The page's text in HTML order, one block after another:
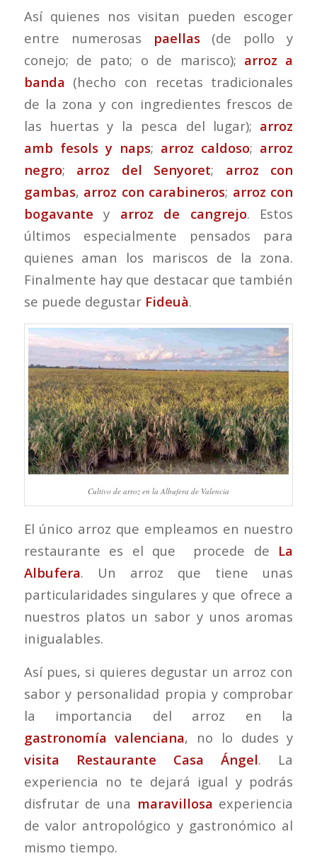
Así quienes nos visitan pueden escoger
entre numerosas paellas(de pollo y
conejo; de pato; o de marisco); arroz a
banda (hecho con recetas tradicionales
de la zona y con ingredientes frescos de
las huertas y la pesca del lugar); arroz
amb fesols y naps; arroz caldoso; arroz
negro; arroz del Senyoret; arroz con
gambas, arroz con carabineros; arroz con
bogavante y arroz de cangrejo. Estos
últimos especialmente pensados para
quienes aman los mariscos de la zona.
Finalmente hay que destacar que también
se puede degustarFideuà.
Cultivo de arroz en la Albufera de Valencia
El único arroz que empleamos en nuestro
restaurante es el que procede de La
Albufera. Un arroz que tiene unas
particularidades singulares y que ofrece a
nuestros platos un sabor y unos aromas
inigualables.
Así pues, si quieres degustar un arroz con
sabor y personalidad propia y comprobar
la importancia del arroz en la
gastronomía valenciana, no lo dudes y
visita Restaurante Casa Ángel. La
experiencia no te dejará igual y podrás
disfrutar de una maravillosa experiencia
de valor antropológico y gastronómico al
mismo tiempo.